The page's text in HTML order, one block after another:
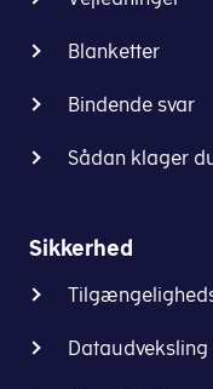
Blanketter
Bindende svar
Sådan klager
Sikkerhed
Dataudveksling